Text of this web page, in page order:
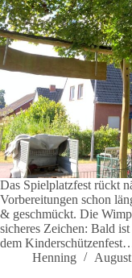
Das Spielplatzfest rückt
Vorbereitungen schon
& geschmückt. Die
sicheres Zeichen: Bald
dem
Henning